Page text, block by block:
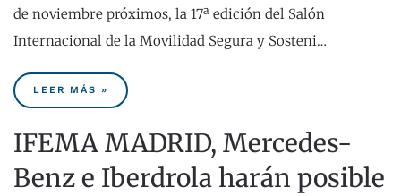
de noviembre próximos, la 17ª edición del Salón
Internacional de la Movilidad Segura y Sosteni…
LEER MÁS »
IFEMA MADRID, Mercedes-
Benz e Iberdrola harán posible